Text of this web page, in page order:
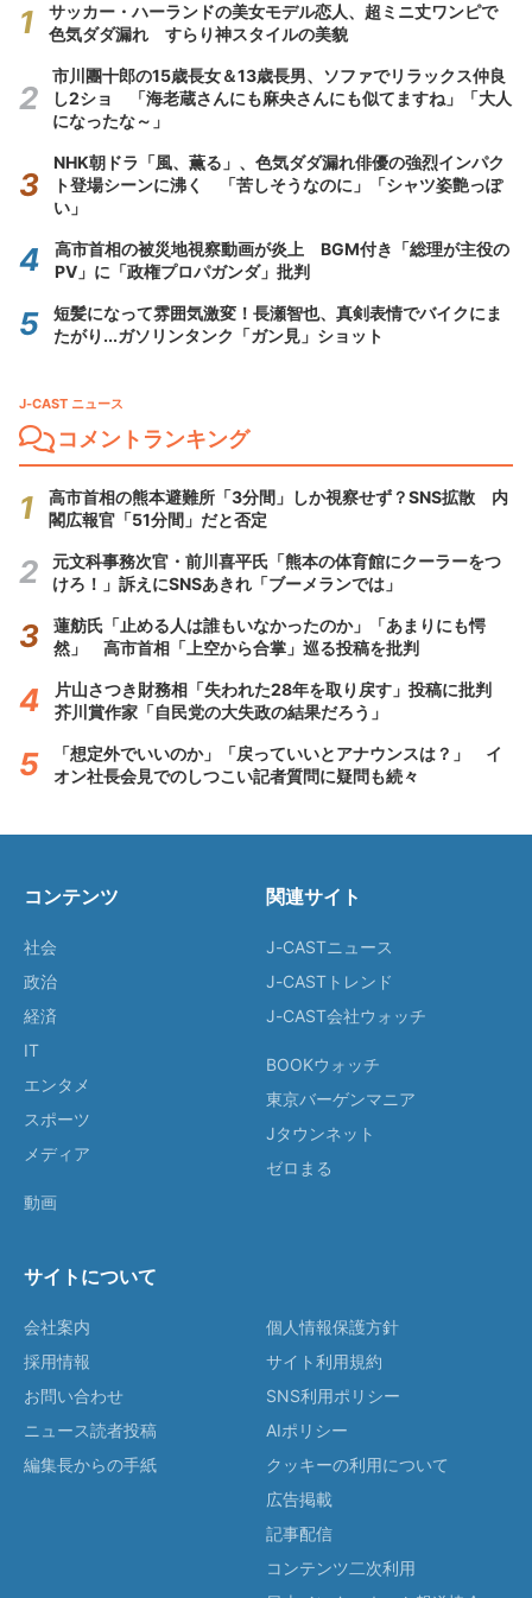
サッカー・ハーランドの美女モデル恋人、超ミニ丈ワンピで
色気ダダ漏れ すらり神スタイルの美貌
市川團十郎の15歳長女＆13歳長男、ソファでリラックス仲良
し2ショ 「海老蔵さんにも麻央さんにも似てますね」「大人
になったな～」
NHK朝ドラ「風、薫る」、色気ダダ漏れ俳優の強烈インパク
ト登場シーンに沸く 「苦しそうなのに」「シャツ姿艶っぽ
い」
高市首相の被災地視察動画が炎上 BGM付き「総理が主役の
PV」に「政権プロパガンダ」批判
短髪になって雰囲気激変！長瀬智也、真剣表情でバイクにま
たがり...ガソリンタンク「ガン見」ショット
J-CAST ニュース
コメントランキング
高市首相の熊本避難所「3分間」しか視察せず？SNS拡散 内
閣広報官「51分間」だと否定
元文科事務次官・前川喜平氏「熊本の体育館にクーラーをつ
けろ！」訴えにSNSあきれ「ブーメランでは」
蓮舫氏「止める人は誰もいなかったのか」「あまりにも愕
然」 高市首相「上空から合掌」巡る投稿を批判
片山さつき財務相「失われた28年を取り戻す」投稿に批判
芥川賞作家「自民党の大失政の結果だろう」
「想定外でいいのか」「戻っていいとアナウンスは？」 イ
オン社長会見でのしつこい記者質問に疑問も続々
コンテンツ
社会
政治
経済
IT
エンタメ
スポーツ
メディア
動画
関連サイト
J-CASTニュース
J-CASTトレンド
J-CAST会社ウォッチ
BOOKウォッチ
東京バーゲンマニア
Jタウンネット
ゼロまる
サイトについて
会社案内
採用情報
お問い合わせ
ニュース読者投稿
編集長からの手紙
個人情報保護方針
サイト利用規約
SNS利用ポリシー
AIポリシー
クッキーの利用について
広告掲載
記事配信
コンテンツ二次利用